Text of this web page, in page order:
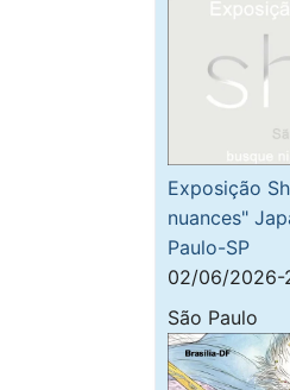
Exposição
nuances"
Paulo-SP
02/06/2026-
São Paulo